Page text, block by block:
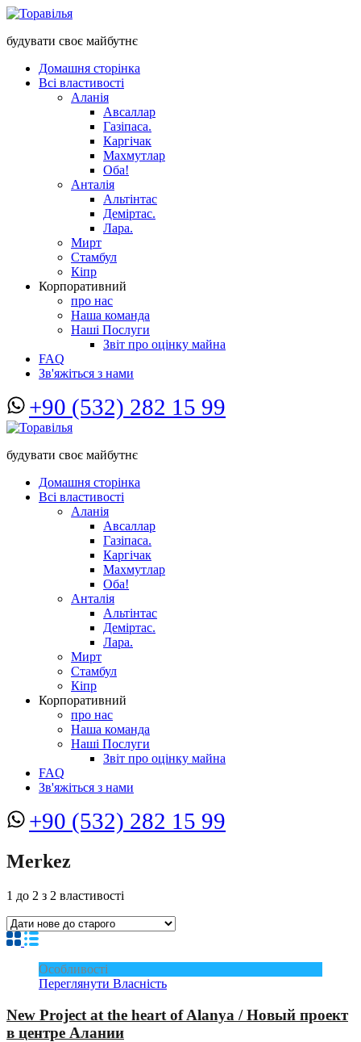
будувати своє майбутнє
Домашня сторінка
Всі властивості
Аланія
Авсаллар
Газіпаса.
Каргічак
Махмутлар
Оба!
Анталія
Альтінтас
Деміртас.
Лара.
Мирт
Стамбул
Кіпр
Корпоративний
про нас
Наша команда
Наші Послуги
Звіт про оцінку майна
FAQ
Зв'яжіться з нами
+90 (532) 282 15 99
будувати своє майбутнє
Домашня сторінка
Всі властивості
Аланія
Авсаллар
Газіпаса.
Каргічак
Махмутлар
Оба!
Анталія
Альтінтас
Деміртас.
Лара.
Мирт
Стамбул
Кіпр
Корпоративний
про нас
Наша команда
Наші Послуги
Звіт про оцінку майна
FAQ
Зв'яжіться з нами
+90 (532) 282 15 99
Merkez
1 до 2 з 2 властивості
Особливості
Переглянути Власність
New Project at the heart of Alanya / Новый проект
в центре Алании